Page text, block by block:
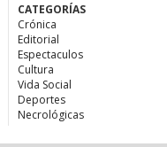
CATEGORÍAS
Crónica
Editorial
Espectaculos
Cultura
Vida Social
Deportes
Necrológicas